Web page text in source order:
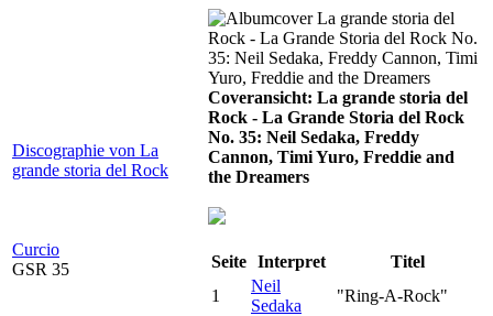
Discographie von La
grande storia del Rock
Curcio
GSR 35
Coveransicht: La grande storia del
Rock - La Grande Storia del Rock
No. 35: Neil Sedaka, Freddy
Cannon, Timi Yuro, Freddie and
the Dreamers
Seite Interpret
Titel
1
Neil
Sedaka
"Ring-A-Rock"